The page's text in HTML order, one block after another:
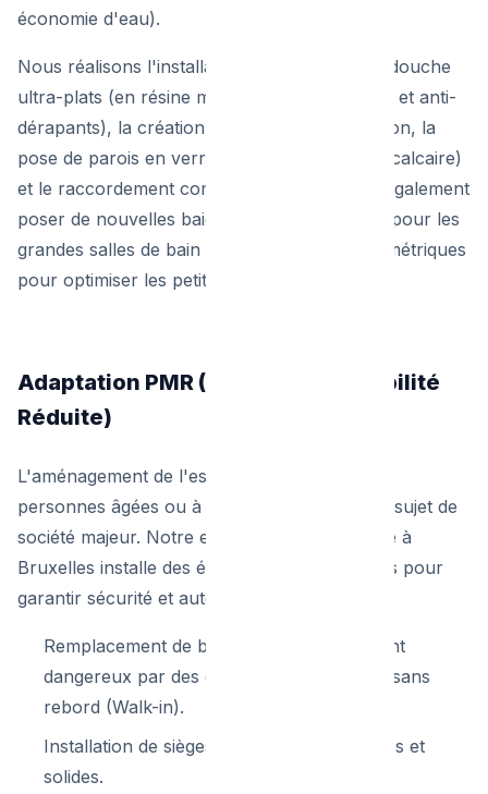
économie d'eau).
Nous réalisons l'installation de receveurs de douche
ultra-plats (en résine minérale, très résistants et anti-
dérapants), la création des pentes d'évacuation, la
pose de parois en verre sécurit (traitées anti-calcaire)
et le raccordement complet. Nous pouvons également
poser de nouvelles baignoires en îlot central pour les
grandes salles de bain ou des baignoires asymétriques
pour optimiser les petits espaces.
Adaptation PMR (Personnes à Mobilité
Réduite)
L'aménagement de l'espace sanitaire pour les
personnes âgées ou à mobilité réduite est un sujet de
société majeur. Notre entreprise de plomberie à
Bruxelles installe des équipements spécifiques pour
garantir sécurité et autonomie :
Remplacement de baignoire à enjambement
dangereux par des douches de plain-pied sans
rebord (Walk-in).
Installation de sièges de douche rabattables et
solides.